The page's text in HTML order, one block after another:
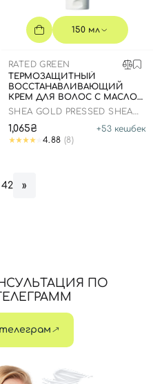
150 мл
RATED GREEN
ТЕРМОЗАЩИТНЫЙ
ВОССТАНАВЛИВАЮЩИЙ
КРЕМ ДЛЯ ВОЛОС С МАСЛОМ
ШИ, 150 МЛ
SHEA GOLD PRESSED SHEA
TREATMENT
1,065₴ +53 кешбек
4.88 (8)
42 »
ПО
соглашения
e-mail